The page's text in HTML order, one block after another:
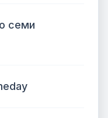
семи